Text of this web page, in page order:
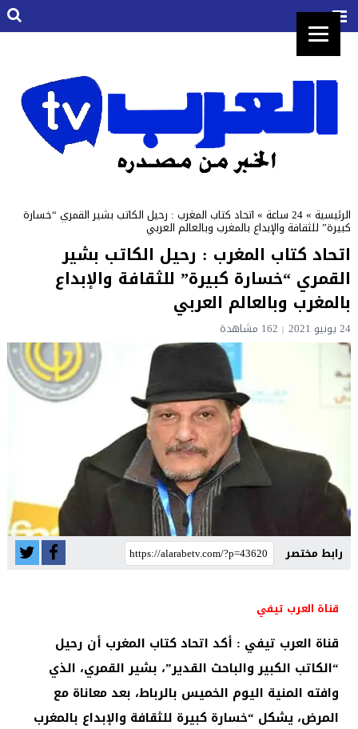
الرئيسية »24 ساعة »اتحاد كتاب المغرب : رحيل الكاتب بشير القمري “خسارة
كبيرة” للثقافة والإبداع بالمغرب وبالعالم العربي
اتحاد كتاب المغرب : رحيل الكاتب بشير
القمري “خسارة كبيرة” للثقافة والإبداع
بالمغرب وبالعالم العربي
24 يونيو 2021 162 مشاهدة
رابط مختصر
قناة العرب تيفي
قناة العرب تيفي : أكد اتحاد كتاب المغرب أن رحيل
“الكاتب الكبير والباحث القدير”، بشير القمري، الذي
وافته المنية اليوم الخميس بالرباط، بعد معاناة مع
المرض، يشكل “خسارة كبيرة للثقافة والإبداع بالمغرب